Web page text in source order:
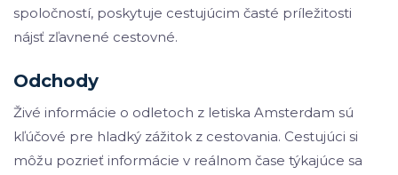
spoločností, poskytuje cestujúcim časté príležitosti
nájsť zľavnené cestovné.
Odchody
Živé informácie o odletoch z letiska Amsterdam sú
kľúčové pre hladký zážitok z cestovania. Cestujúci si
môžu pozrieť informácie v reálnom čase týkajúce sa